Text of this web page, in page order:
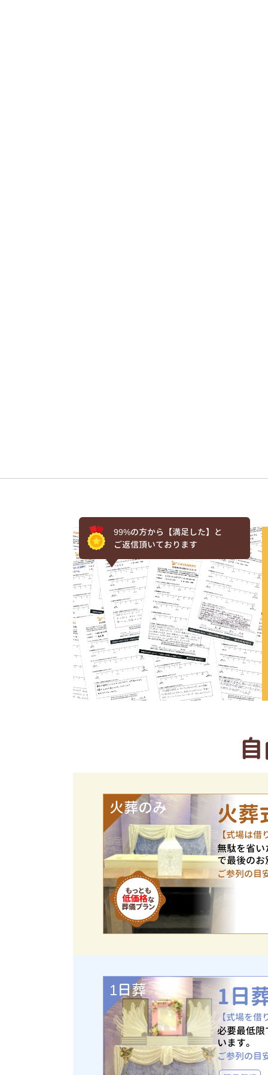
99%の方から【満足した】と
ご返信頂いております
火葬のみ 火葬
【式場は
無駄を省
で最後の
ご参列の目
1日葬 1日
【式場を
必要最低
います。
ご参列の目